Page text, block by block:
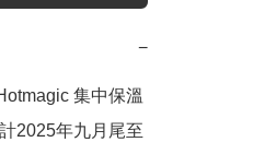
−
集中保溫
2025年九月尾至